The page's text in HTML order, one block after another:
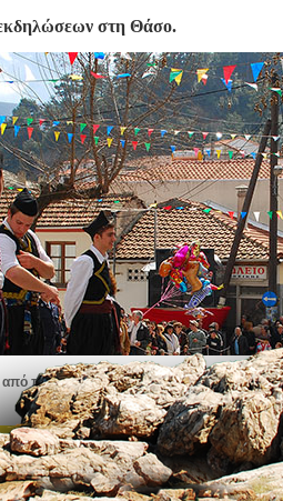
στη Θάσο.
από πανηγύρια, εκθέσεις τέχνης, μουσικές
Δείτε τα γεγονότα στη